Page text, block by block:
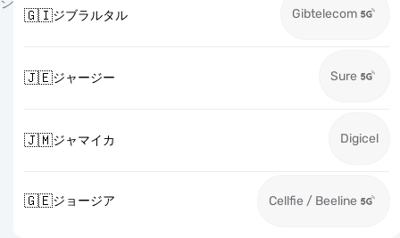
🇬🇮ジブラルタル Gibtelecom
🇯🇪ジャージー Sure
🇯🇲ジャマイカ Digicel
🇬🇪ジョージア Cellfie / Beeline